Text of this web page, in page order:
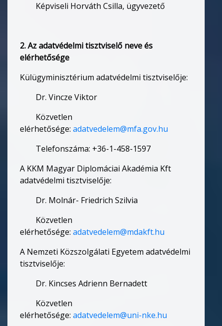
Képviseli Horváth Csilla, ügyvezető
2. Az adatvédelmi tisztviselő neve és
elérhetősége
Külügyminisztérium adatvédelmi tisztviselője:
Dr. Vincze Viktor
Közvetlen
elérhetősége: adatvedelem@mfa.gov.hu
Telefonszáma: +36-1-458-1597
A KKM Magyar Diplomáciai Akadémia Kft
adatvédelmi tisztviselője:
Dr. Molnár- Friedrich Szilvia
Közvetlen
elérhetősége: adatvedelem@mdakft.hu
A Nemzeti Közszolgálati Egyetem adatvédelmi
tisztviselője:
Dr. Kincses Adrienn Bernadett
Közvetlen
elérhetősége: adatvedelem@uni-nke.hu